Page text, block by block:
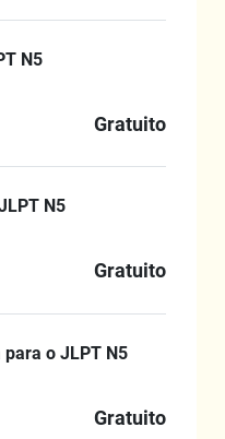
N5
Gratuito
N5
Gratuito
o JLPT N5
Gratuito